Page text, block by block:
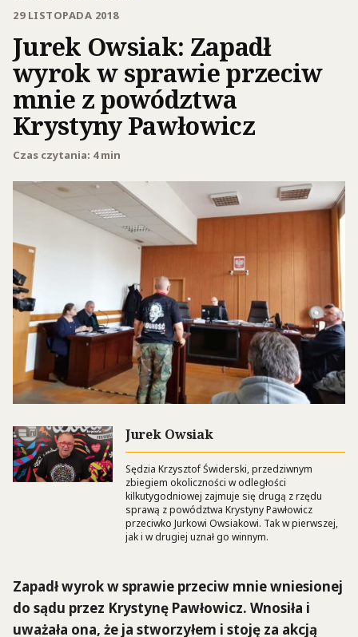
29 LISTOPADA 2018
Jurek Owsiak: Zapadł
wyrok w sprawie przeciw
mnie z powództwa
Krystyny Pawłowicz
Czas czytania: 4 min
Jurek Owsiak
Sędzia Krzysztof Świderski, przedziwnym
zbiegiem okoliczności w odległości
kilkutygodniowej zajmuje się drugą z rzędu
sprawą z powództwa Krystyny Pawłowicz
przeciwko Jurkowi Owsiakowi. Tak w pierwszej,
jak i w drugiej uznał go winnym.
Zapadł wyrok w sprawie przeciw mnie wniesionej
do sądu przez Krystynę Pawłowicz. Wnosiła i
uważała ona, że ja stworzyłem i stoję za akcją